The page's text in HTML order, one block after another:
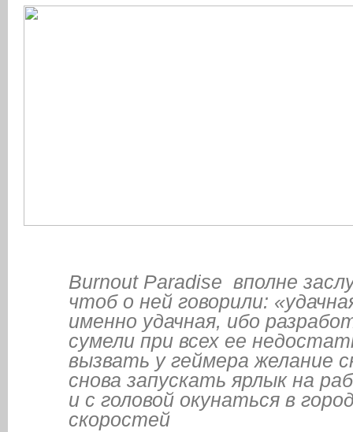
Burnout Paradise вполне
чтоб о ней говорили:
именно удачная, ибо
сумели при всех ее
вызвать у геймера желание
снова запускать ярлык на
и с головой окунаться в
скоростей